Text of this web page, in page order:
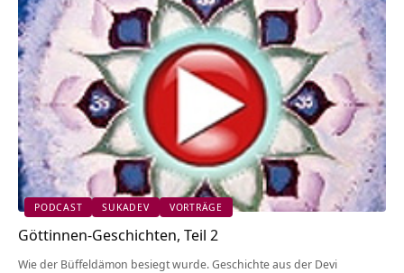
PODCAST SUKADEV VORTRÄGE
Göttinnen-Geschichten, Teil 2
Wie der Büffeldämon besiegt wurde. Geschichte aus der Devi